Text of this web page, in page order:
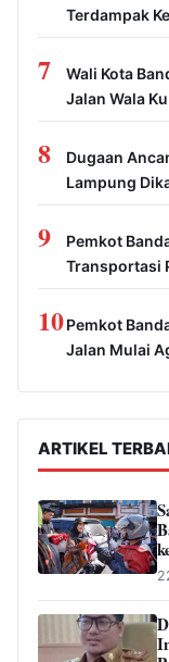
Terdampak
7
Wali Kota
Jalan Wala
8
Dugaan
Lampung
9
Pemkot
Transportasi
10Pemkot
Jalan Mulai
ARTIKEL